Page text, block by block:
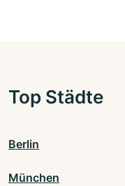
Top Städte
Berlin
München